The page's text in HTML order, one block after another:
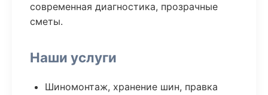
современная диагностика, прозрачные
сметы.
Наши услуги
Шиномонтаж, хранение шин, правка